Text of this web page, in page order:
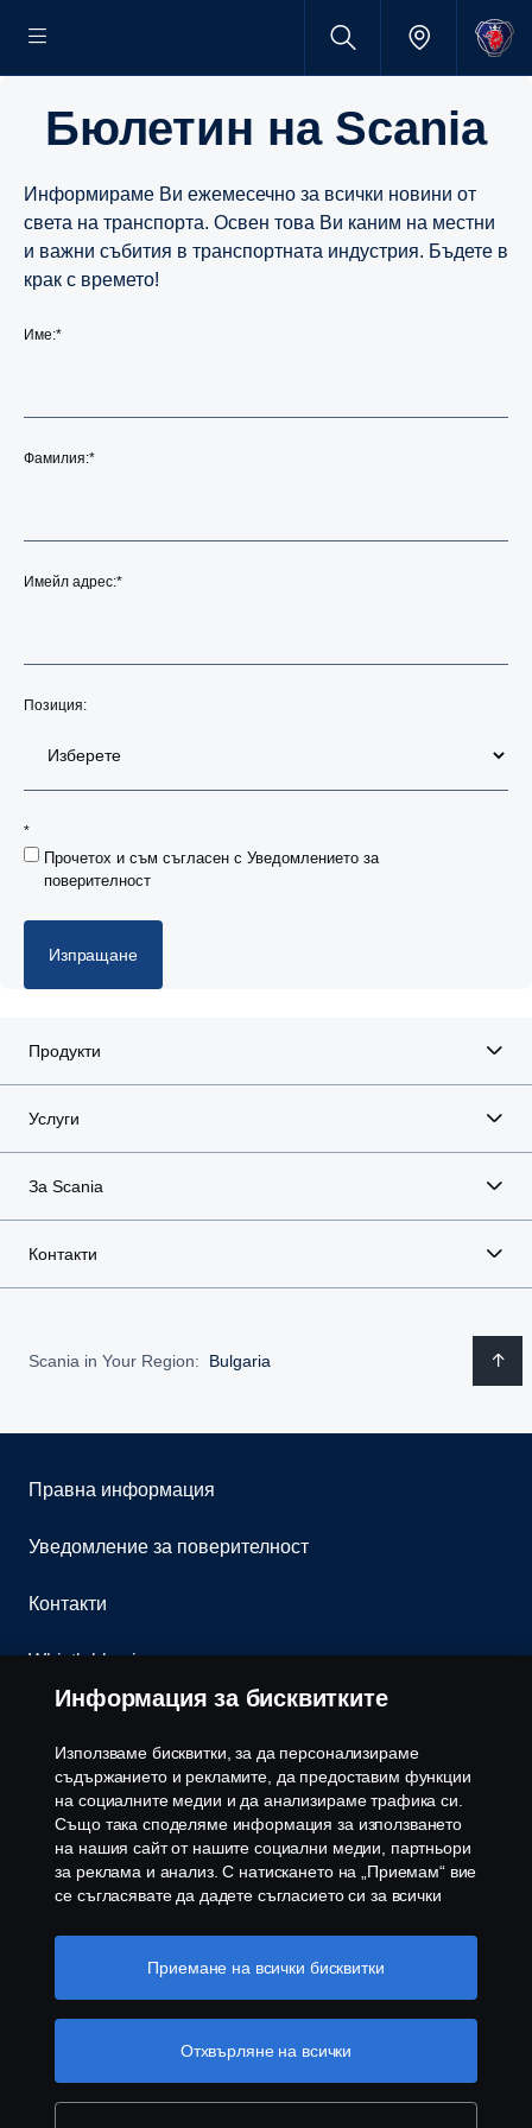
Бюлетин на Scania
Информираме Ви ежемесечно за всички новини от
света на транспорта. Освен това Ви каним на местни
и важни събития в транспортната индустрия. Бъдете в
крак с времето!
*
Име:
*
Фамилия:
*
Имейл адрес:
Позиция:
*
Прочетох и съм съгласен с Уведомлението за
поверителност
Изпращане
Продукти
Услуги
За Scania
Контакти
Scania in Your Region: Bulgaria
Правна информация
Уведомление за поверителност
Контакти
Whistleblowing
Бюлетин
Политика за бисквитки
Настройки на бисквитките
Скания България ЕООД, 1186 София, с. Герман,
ул. Манастирска воденица №5, Тел.+359 2 970
54 00
Информация за бисквитките
Използваме бисквитки, за да персонализираме
съдържанието и рекламите, да предоставим функции
на социалните медии и да анализираме трафика си.
Също така споделяме информация за използването
на нашия сайт от нашите социални медии, партньори
за реклама и анализ. С натискането на „Приемам“ вие
се съгласявате да дадете съгласието си за всички
споделя. Можете също така да управлявате своите
бисквитки, като щракнете върху „Настройки на
който можете да намерите, като щракнете върху
връзката под този текст Повече информация за
вашата поверителност
Отхвърляне на всички
Приемане на всички бисквитки